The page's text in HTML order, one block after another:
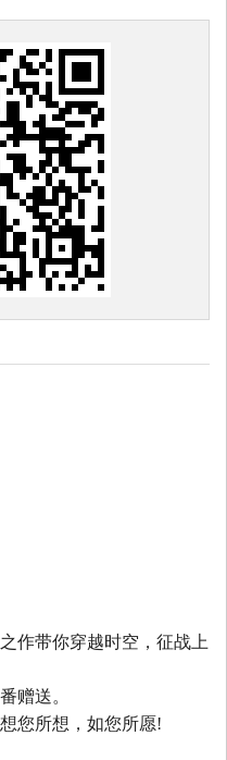
作带你穿越时空，征战上
赠送。
您所想，如您所愿!